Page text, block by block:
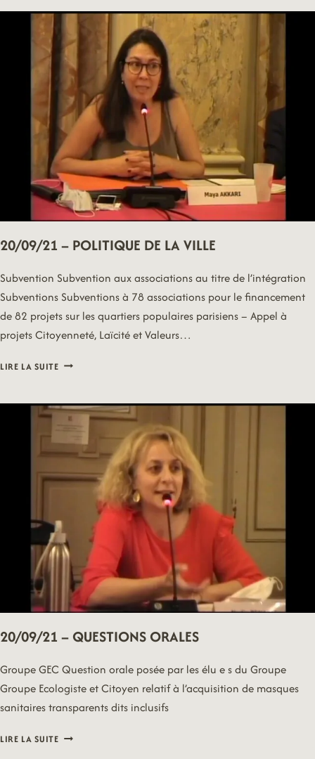
20/09/21 – POLITIQUE DE LA VILLE
Subvention Subvention aux associations au titre de l’intégration
Subventions Subventions à 78 associations pour le financement
de 82 projets sur les quartiers populaires parisiens – Appel à
projets Citoyenneté, Laïcité et Valeurs…
LIRE LA SUITE20/09/21
DE
LA
20/09/21 – QUESTIONS ORALES
Groupe GEC Question orale posée par les élu e s du Groupe
Groupe Ecologiste et Citoyen relatif à l’acquisition de masques
sanitaires transparents dits inclusifs
LIRE LA SUITE20/09/21